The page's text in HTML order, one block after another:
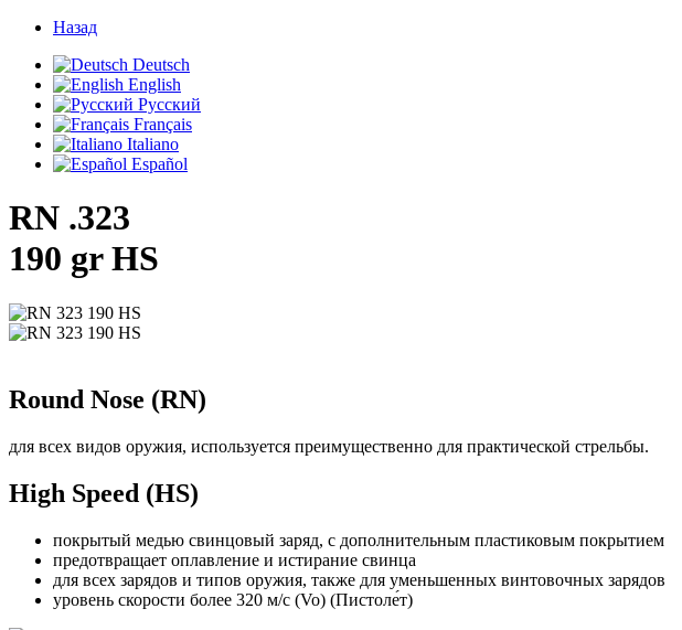
Назад
Deutsch
English
Русский
Français
Italiano
Español
RN .323
190 gr HS
Round Nose (RN)
для всех видов оружия, используется преимущественно для практической стрельбы.
High Speed (HS)
покрытый медью свинцовый заряд, с дополнительным пластиковым покрытием
предотвращает оплавление и истирание свинца
для всех зарядов и типов оружия, также для уменьшенных винтовочных зарядов
уровень скорости более 320 м/с (Vo) (Пистоле́т)